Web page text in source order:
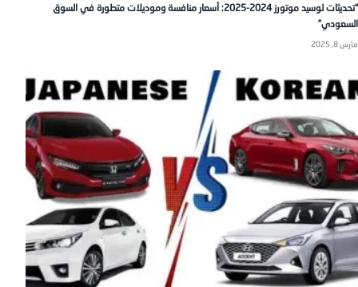
“تحديثات لوسيد موتورز 2024-2025: أسعار منافسة وموديلات متطورة في السوق
السعودي”
مارس 8, 2025